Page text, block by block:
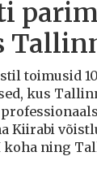
toimusid
kus
Kiirabi
koha ning